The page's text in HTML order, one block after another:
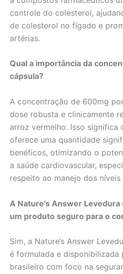
controle do colesterol,
de colesterol no fígado e
artérias.
Qual a importância da
cápsula?
A concentração de 600mg
dose robusta e clinicamente
arroz vermelho. Isso significa
oferece uma quantidade
benéficos, otimizando o
a saúde cardiovascular,
respeito ao manejo dos
A Nature’s Answer
um produto seguro para o
Sim, a Nature’s Answer
é formulada e disponibilizada
brasileiro com foco na